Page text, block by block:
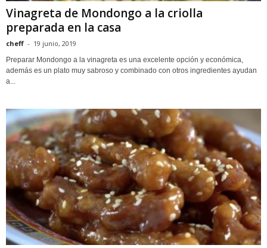
Vinagreta de Mondongo a la criolla
preparada en la casa
cheff - 19 junio, 2019
Preparar Mondongo a la vinagreta es una excelente opción y económica,
además es un plato muy sabroso y combinado con otros ingredientes ayudan
a...